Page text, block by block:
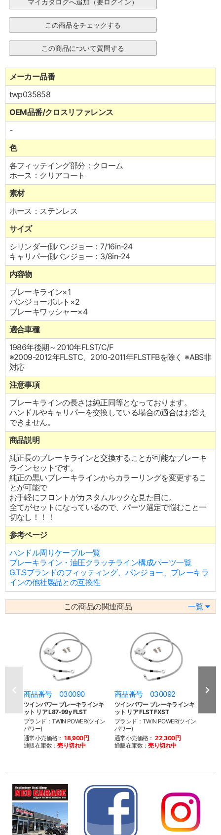
メーカー品番
twp035858
OEM品番/クロスリファレンス
-
色
各フィッテイング部分：クローム
ホース：クリアコート
素材
ホース：ステンレス
サイズ
シリンダー側バンジョー：7/16in-24
キャリパー側バンジョー：3/8in-24
内容物
ブレーキライン×1
バンジョーボルト×2
ブレーキワッシャー×4
適合車種
1986年後期～2010年FLST/C/F
※2009-2012年FLSTC、2010-2011年FLSTFBを除く ※ABS非
対応
注意事項
ブレーキラインの長さは純正同等となっております。
ハンドルやキャリパーを交換している場合の適合はお答え
できません。
商品説明
純正長のブレーキラインと交換することが可能なブレーキ
ラインセットです。
純正の黒いブレーキラインからカラーリングを変更するこ
とが可能で
お手軽にフロントがカスタムルックな見た目に。
全てがセットになっているので、パーツ選定で悩むこと一
切なし！！！
参考ページ
ハンドル周りケーブル一覧
ブレーキライン・油圧クラッチライン構成パーツ一覧
G.T.Sブランドのフィッティング、バンジョー、ブレーキラ
インの他社製品との互換性
この商品の関連商品 一覧
商品番号 030090
ツインパワー ブレーキラインキ
ット リア L87-99y FLST
ブランド：TWIN POWER(ツイン
パワー)
通常小売価格： 18,900円
通販在庫数：売り切れ中
商品番号 030092
ツインパワー ブレーキラインキ
ット リア FLST FXST
ブランド：TWIN POWER(ツイン
パワー)
通常小売価格： 22,300円
通販在庫数：売り切れ中
商
ット